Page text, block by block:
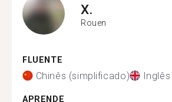
X.
Rouen
FLUENTE
Chinês (simplificado) Inglês
APRENDE